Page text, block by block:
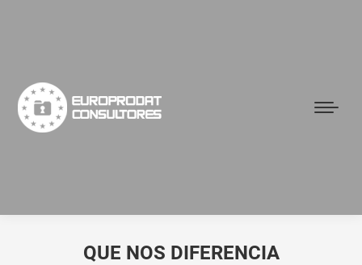
QUE NOS DIFERENCIA